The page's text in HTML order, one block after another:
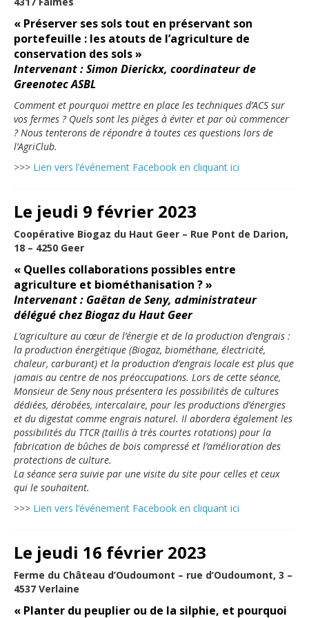
« Préserver ses sols tout en préservant son
portefeuille : les atouts de l’agriculture de
conservation des sols »
Intervenant : Simon Dierickx, coordinateur de
Greenotec ASBL
Comment et pourquoi mettre en place les techniques d’ACS sur
vos fermes ? Quels sont les pièges à éviter et par où commencer
? Nous tenterons de répondre à toutes ces questions lors de
l’AgriClub.
>>> Lien vers l’événement Facebook en cliquant ici
Le jeudi 9 février 2023
Coopérative Biogaz du Haut Geer – Rue Pont de Darion,
18 – 4250 Geer
« Quelles collaborations possibles entre
agriculture et biométhanisation ? »
Intervenant : Gaëtan de Seny, administrateur
délégué chez Biogaz du Haut Geer
L’agriculture au cœur de l’énergie et de la production d’engrais :
la production énergétique (Biogaz, biométhane, électricité,
chaleur, carburant) et la production d’engrais locale est plus que
jamais au centre de nos préoccupations. Lors de cette séance,
Monsieur de Seny nous présentera les possibilités de cultures
dédiées, dérobées, intercalaire, pour les productions d’énergies
et du digestat comme engrais naturel. Il abordera également les
possibilités du TTCR (taillis à très courtes rotations) pour la
fabrication de bûches de bois compressé et l’amélioration des
protections de culture.
La séance sera suivie par une visite du site pour celles et ceux
qui le souhaitent.
>>> Lien vers l’événement Facebook en cliquant ici
Le jeudi 16 février 2023
Ferme du Château d’Oudoumont – rue d’Oudoumont, 3 –
4537 Verlaine
« Planter du peuplier ou de la silphie, et pourquoi